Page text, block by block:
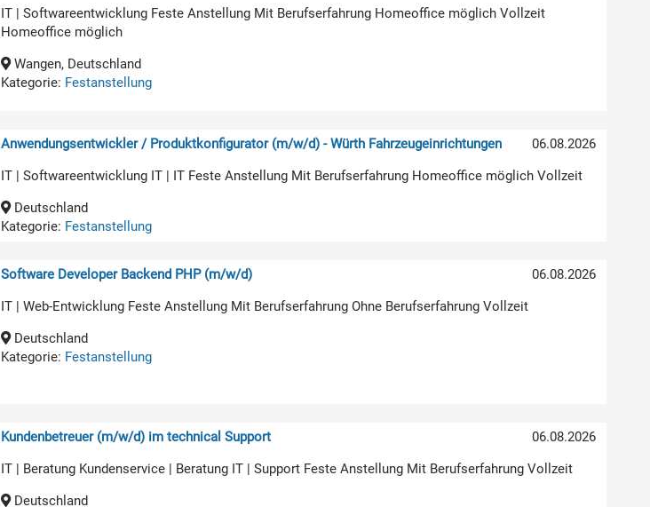
IT | Softwareentwicklung Feste Anstellung Mit Berufserfahrung Homeoffice möglich Vollzeit
Homeoffice möglich
Wangen, Deutschland
Kategorie: Festanstellung
06.08.2026
Anwendungsentwickler / Produktkonfigurator (m/w/d) - Würth Fahrzeugeinrichtungen
IT | Softwareentwicklung IT | IT Feste Anstellung Mit Berufserfahrung Homeoffice möglich Vollzeit
Deutschland
Kategorie: Festanstellung
06.08.2026
Software Developer Backend PHP (m/w/d)
IT | Web-Entwicklung Feste Anstellung Mit Berufserfahrung Ohne Berufserfahrung Vollzeit
Deutschland
Kategorie: Festanstellung
06.08.2026
Kundenbetreuer (m/w/d) im technical Support
IT | Beratung Kundenservice | Beratung IT | Support Feste Anstellung Mit Berufserfahrung Vollzeit
Deutschland